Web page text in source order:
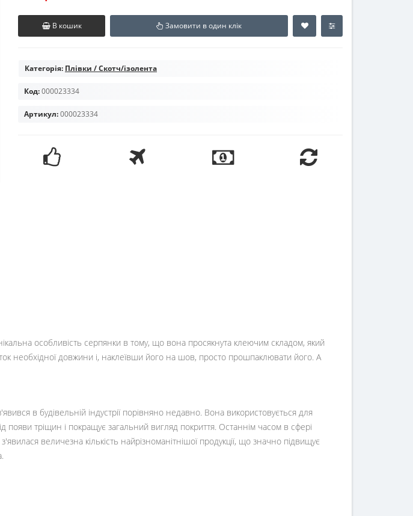
В кошик Замовити в один клік
Категорія: Плівки / Скотч/ізолента
Код:000023334
Артикул:000023334
особливість серпянки в тому, що вона просякнута клеючим складом, який
необхідної довжини і, наклеївши його на шов, просто прошпаклювати його. А
в будівельній індустрії порівняно недавно. Вона використовується для
появи тріщин і покращує загальний вигляд покриття. Останнім часом в сфері
величезна кількість найрізноманітнішої продукції, що значно підвищує